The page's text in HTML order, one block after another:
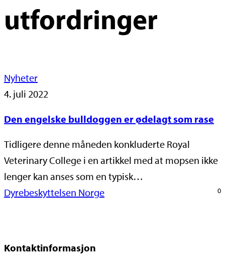
utfordringer
Nyheter
4. juli 2022
Den engelske bulldoggen er ødelagt som rase
Tidligere denne måneden konkluderte Royal
Veterinary College i en artikkel med at mopsen ikke
lenger kan anses som en typisk…
Dyrebeskyttelsen Norge
0
Kontaktinformasjon